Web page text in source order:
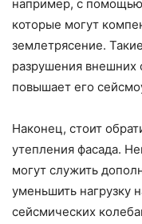
например, с
которые могут
землетрясение.
разрушения внешних
повышает его
Наконец, стоит
утепления фасада.
могут служить
уменьшить нагрузку
сейсмических